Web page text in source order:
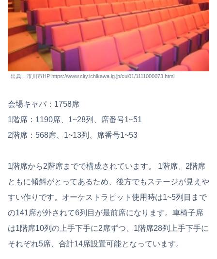
出典：市川市HP https://www.city.ichikawa.lg.jp/cul01/1111000073.html
会場キャパ：1758席
1階席：1190席、1~28列、席番号1~51
2階席：568席、1~13列、席番号1~53
1階席から2階席までで構成されています。 1階席、2階席
ともに傾斜がとってあるため、後方でもステージが見えや
すい作りです。オーケストラピット使用時は1~5列目まで
の141席が外されて6列目が最前席になります。車椅子席
は1階席10列の上手下手に2席ずつ、1階席28列上手下手に
それぞれ5席、合計14席設置可能となっています。